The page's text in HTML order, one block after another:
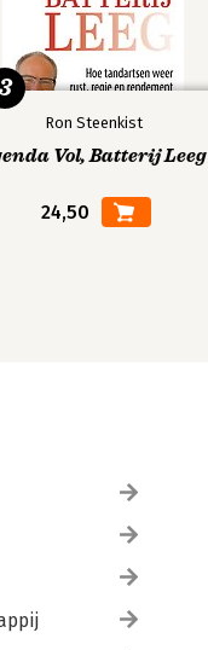
Ron Steenkist
Vol, Batterij Leeg
24,50
3